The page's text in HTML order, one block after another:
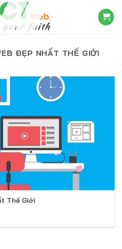
ĐẸP NHẤT THẾ GIỚI
Thế Giới